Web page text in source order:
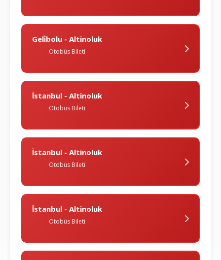
Geli̇bolu - Altinoluk
Otobüs Bileti
İstanbul - Altinoluk
Otobüs Bileti
İstanbul - Altinoluk
Otobüs Bileti
İstanbul - Altinoluk
Otobüs Bileti